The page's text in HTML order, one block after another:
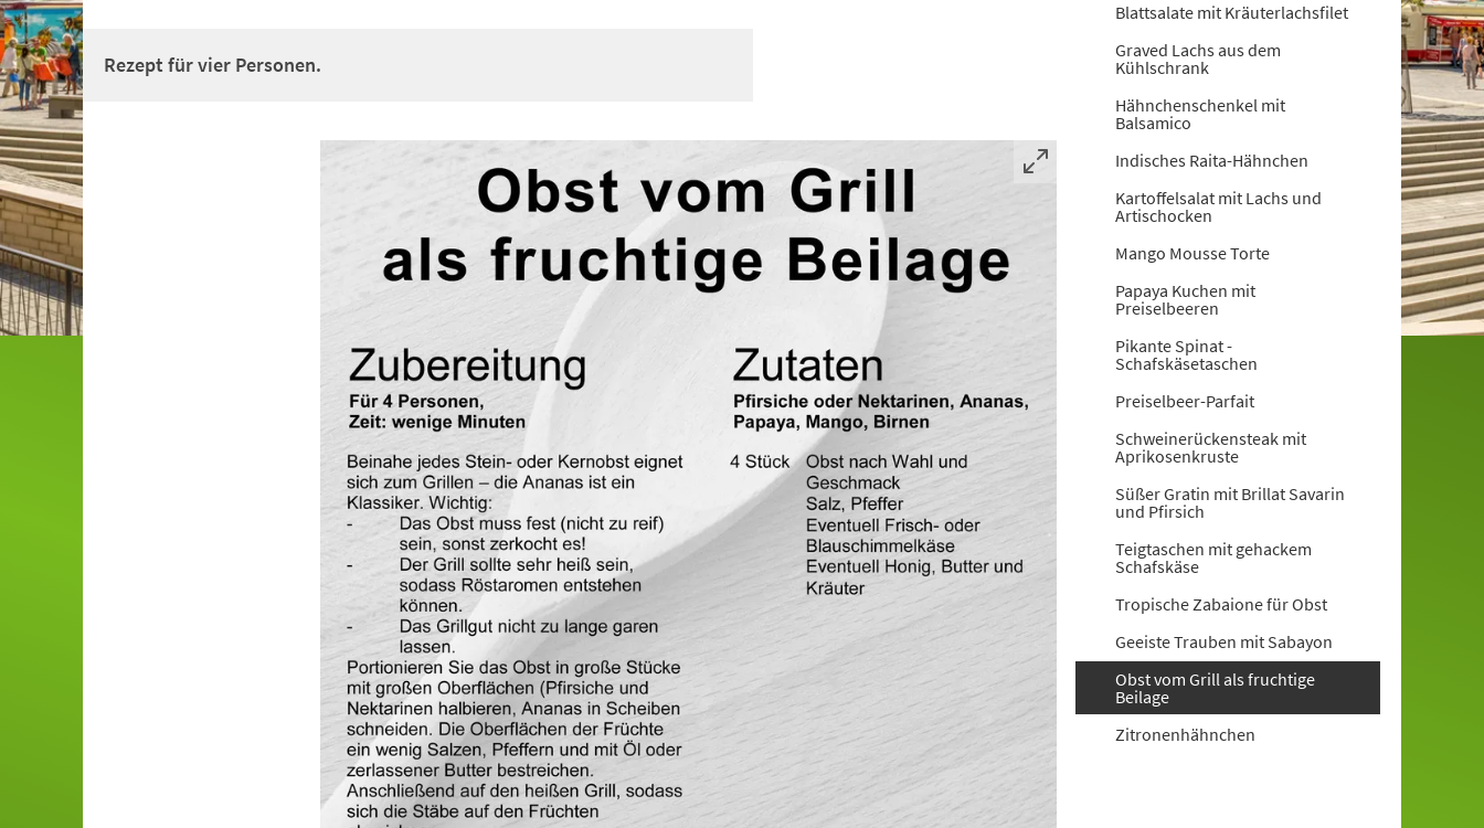
Rezept für vier Personen.
Blattsalate mit Kräuterlachsfilet
Graved Lachs aus dem
Kühlschrank
Hähnchenschenkel mit
Balsamico
Indisches Raita-Hähnchen
Kartoffelsalat mit Lachs und
Artischocken
Mango Mousse Torte
Papaya Kuchen mit
Preiselbeeren
Pikante Spinat -
Schafskäsetaschen
Preiselbeer-Parfait
Schweinerückensteak mit
Aprikosenkruste
Süßer Gratin mit Brillat Savarin
und Pfirsich
Teigtaschen mit gehackem
Schafskäse
Tropische Zabaione für Obst
Geeiste Trauben mit Sabayon
Obst vom Grill als fruchtige
Beilage
Zitronenhähnchen